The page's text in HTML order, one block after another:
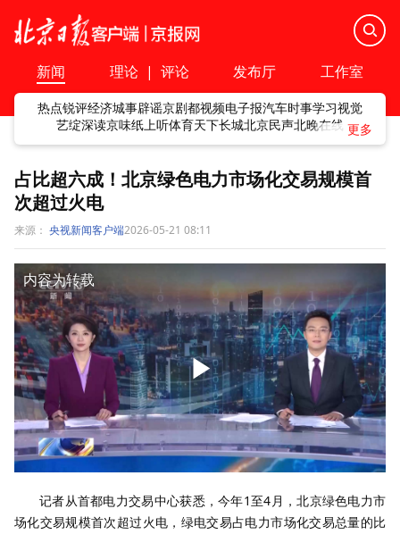
新闻 理论 | 评论 发布厅 工作室
热点锐评经济城事辟谣京剧都视频电子报汽车时事学习视觉
艺绽深读京味纸上听体育天下长城北京民声北晚在线
占比超六成！北京绿色电力市场化交易规模首
次超过火电
来源： 央视新闻客户端2026-05-21 08:11
内容为转载
记者从首都电力交易中心获悉，今年1至4月，北京绿色电力市
场化交易规模首次超过火电，绿电交易占电力市场化交易总量的比